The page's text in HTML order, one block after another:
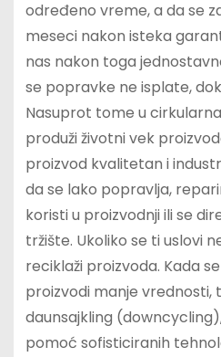
određeno vreme, a da se
meseci nakon isteka
nas nakon toga
se popravke ne isplate,
Nasuprot tome u
produži životni vek
proizvod kvalitetan i
da se lako popravlja,
koristi u proizvodnji ili se
tržište. Ukoliko se ti uslovi
reciklaži proizvoda. Kada
proizvodi manje vrednosti,
daunsajkling
pomoć sofisticiranih